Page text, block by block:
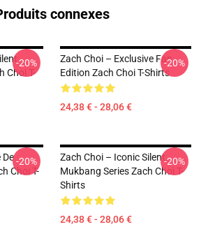
connexes
Choi T-
-20%
Zach Choi – Exclusive Fan
Edition Zach Choi T-Shirts
24,38 € - 28,06 €
-20%
De
Choi T-
-20%
Zach Choi – Iconic Silent
Mukbang Series Zach Choi T-
Shirts
24,38 € - 28,06 €
-20%